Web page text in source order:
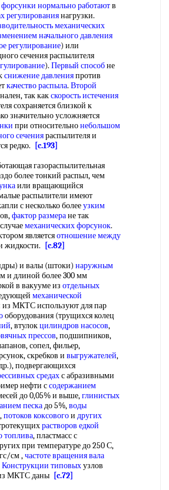
нормально работаютв
регулированиянагрузки.
механических
начальногодавления
регулирование) или
сечения распылителя
). Первый способне
снижение давленияпротив
качество распыла. Второй
так какскорость истечения
сохраняется близкой к
значительно усложняется
при относительнонебольшом
сеченияраспылителя и
редко.
[c.193]
газораспылительная
более тонкий распыл, чем
или вращающийся
распылители имеют
с несколько болееузким
фактор размеране так
механических форсунок.
являетсяотношение между
жидкости.
[c.82]
и валы (штоки) наружным
и длиной более 300 мм
в вакууме из отдельных
механической
из МКТС используют для пар
оборудования (трущихся колец
, втулокцилиндров насосов,
прессов, подшипников,
сопел, фильер,
скребков и выгружателей,
подвергающихся
средахс абразивными
нефти ссодержанием
до 0,05% и выше,глинистых
пескадо 5%,воды
потоков коксовогои других
растворов едкой
топлива, пластмасс с
при температуре до 250 С,
см ,частоте вращения вала
Конструкции типовыхузлов
МКТС даны [c.72]